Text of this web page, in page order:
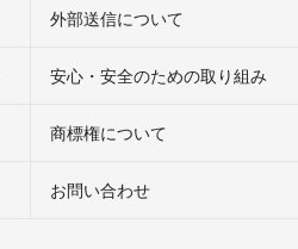
外部送信について
安心・安全のための取り組み
商標権について
お問い合わせ